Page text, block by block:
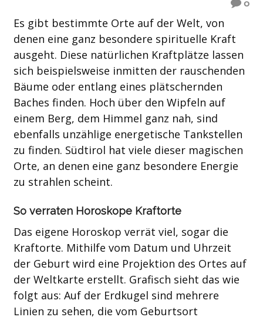
0
Es gibt bestimmte Orte auf der Welt, von
denen eine ganz besondere spirituelle Kraft
ausgeht. Diese natürlichen Kraftplätze lassen
sich beispielsweise inmitten der rauschenden
Bäume oder entlang eines plätschernden
Baches finden. Hoch über den Wipfeln auf
einem Berg, dem Himmel ganz nah, sind
ebenfalls unzählige energetische Tankstellen
zu finden. Südtirol hat viele dieser magischen
Orte, an denen eine ganz besondere Energie
zu strahlen scheint.
So verraten Horoskope Kraftorte
Das eigene Horoskop verrät viel, sogar die
Kraftorte. Mithilfe vom Datum und Uhrzeit
der Geburt wird eine Projektion des Ortes auf
der Weltkarte erstellt. Grafisch sieht das wie
folgt aus: Auf der Erdkugel sind mehrere
Linien zu sehen, die vom Geburtsort